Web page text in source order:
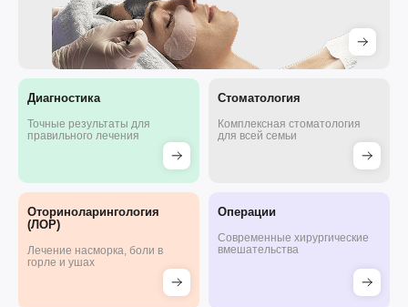
Диагностика
Точные результаты для
правильного лечения
Стоматология
Комплексная стоматология
для всей семьи
Оториноларингология
(ЛОР)
Лечение насморка, боли в
горле и ушах
Операции
Современные хирургические
вмешательства